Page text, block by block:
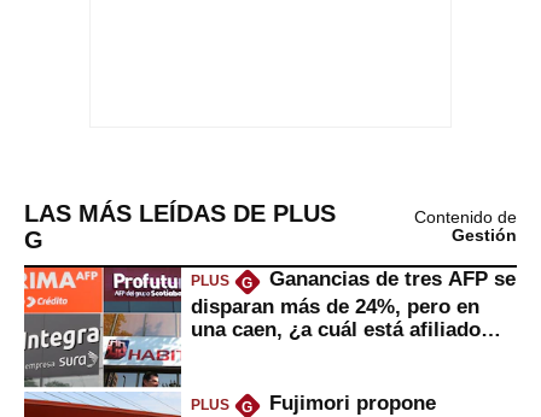
LAS MÁS LEÍDAS DE PLUS
G
Contenido de
Gestión
PLUS G
Ganancias de tres AFP se
disparan más de 24%, pero en
una caen, ¿a cuál está afiliado
PLUS G
Fujimori propone